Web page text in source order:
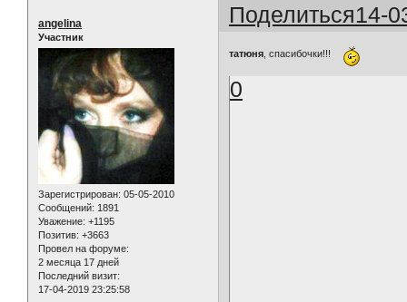
Поделиться14-
angelina
Участник
Зарегистрирован: 05-05-2010
Сообщений: 1891
Уважение: +1195
Позитив: +3663
Провел на форуме:
2 месяца 17 дней
Последний визит:
17-04-2019 23:25:58
татюня , спасибочки!!!
0